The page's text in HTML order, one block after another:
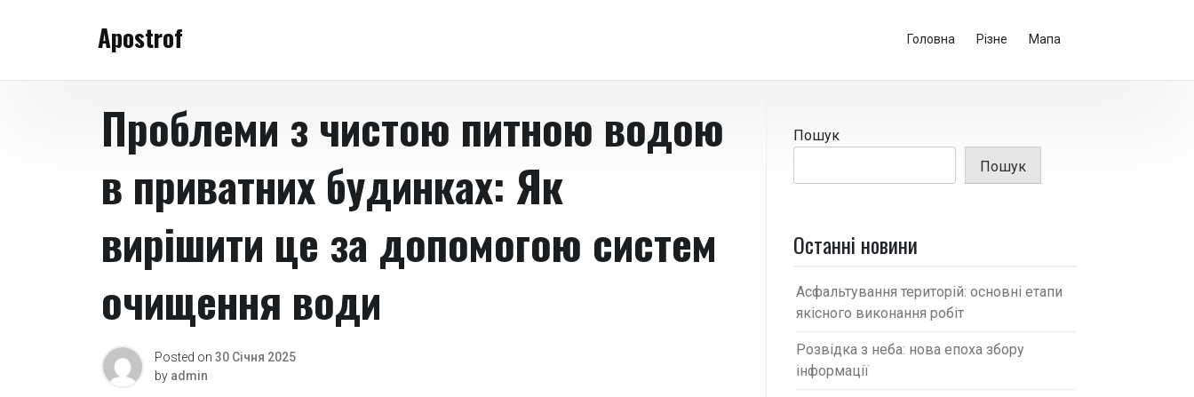
Apostrof Головна Різне Мапа
Проблеми з чистою питною водою
в приватних будинках: Як
вирішити це за допомогою систем
очищення води
Posted on 30 Січня 2025
by admin
Пошук
Пошук
Останні новини
Асфальтування територій: основні етапи
якісного виконання робіт
Розвідка з неба: нова епоха збору
інформації